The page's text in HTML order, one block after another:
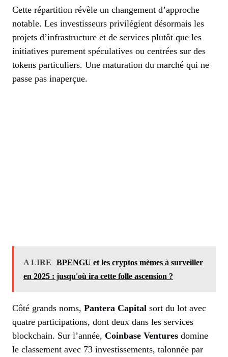
Cette répartition révèle un changement d’approche
notable. Les investisseurs privilégient désormais les
projets d’infrastructure et de services plutôt que les
initiatives purement spéculatives ou centrées sur des
tokens particuliers. Une maturation du marché qui ne
passe pas inaperçue.
A LIRE
BPENGU et les cryptos mèmes à surveiller
en 2025 : jusqu'où ira cette folle ascension ?
Côté grands noms, Pantera Capital sort du lot avec
quatre participations, dont deux dans les services
blockchain. Sur l’année, Coinbase Ventures domine
le classement avec 73 investissements, talonnée par